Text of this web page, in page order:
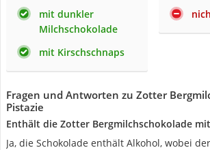
mit dunkler
Milchschokolade
mit Kirschschnaps
Fragen und Antworten zu Zotter
Pistazie
Enthält die Zotter Bergmilchschokolade
Ja, die Schokolade enthält Alkohol, wobei